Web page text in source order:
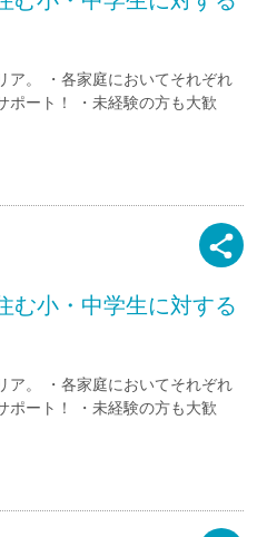
ア。 ・各家庭においてそれぞれ
ポート！ ・未経験の方も大歓
む小・中学生に対する
ア。 ・各家庭においてそれぞれ
ポート！ ・未経験の方も大歓